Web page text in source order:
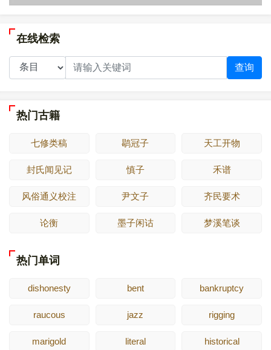
在线检索
查询
热门古籍
七修类稿 鹖冠子 天工开物
封氏闻见记 慎子 禾谱
风俗通义校注 尹文子 齐民要术
论衡 墨子闲诂 梦溪笔谈
热门单词
dishonesty bent bankruptcy
raucous jazz rigging
marigold literal historical